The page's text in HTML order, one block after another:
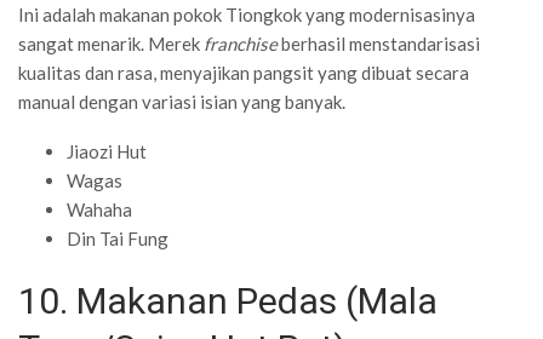
Ini adalah makanan pokok Tiongkok yang modernisasinya
sangat menarik. Merek franchiseberhasil menstandarisasi
kualitas dan rasa, menyajikan pangsit yang dibuat secara
manual dengan variasi isian yang banyak.
Jiaozi Hut
Wagas
Wahaha
Din Tai Fung
10. Makanan Pedas (Mala